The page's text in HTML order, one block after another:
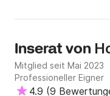
Sorgfalt
Gestaltung lädt
fühlen.
🛏️ Kuscheliges
Inserat von
Mitglied seit Mai 2023
Professioneller Eigner
4.9 (9